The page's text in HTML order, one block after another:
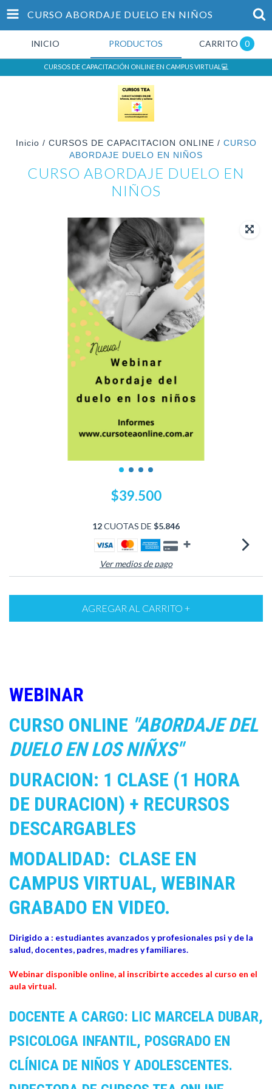
CURSO ABORDAJE DUELO EN NIÑOS
INICIO PRODUCTOS CARRITO 0
CURSOS DE CAPACITACIÓN ONLINE EN CAMPUS VIRTUAL💻
Inicio / CURSOS DE CAPACITACION ONLINE / CURSO
ABORDAJE DUELO EN NIÑOS
CURSO ABORDAJE DUELO EN
NIÑOS
$39.500
12CUOTAS DE $5.846
Ver medios de pago
WEBINAR
CURSO ONLINE "ABORDAJE DEL
DUELO EN LOS NIÑXS"
DURACION: 1 CLASE (1 HORA
DE DURACION) + RECURSOS
DESCARGABLES
MODALIDAD: CLASE EN
CAMPUS VIRTUAL, WEBINAR
GRABADO EN VIDEO.
Dirigido a : estudiantes avanzados y profesionales psi y de la
salud, docentes, padres, madres y familiares.
Webinar disponible online, al inscribirte accedes al curso en el
aula virtual.
DOCENTE A CARGO: LIC MARCELA DUBAR,
PSICOLOGA INFANTIL, POSGRADO EN
CLÍNICA DE NIÑOS Y ADOLESCENTES.